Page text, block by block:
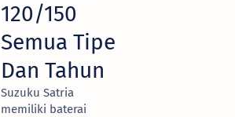
120/150
Semua Tipe
Dan Tahun
Suzuku Satria
memiliki baterai